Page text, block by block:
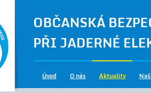
OBČANSKÁ
PŘI JADERNÉ
Úvod O nás Aktuality